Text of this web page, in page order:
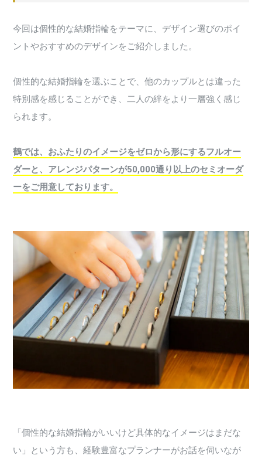
今回は個性的な結婚指輪をテーマに、デザイン選びのポイ
ントやおすすめのデザインをご紹介しました。
個性的な結婚指輪を選ぶことで、他のカップルとは違った
特別感を感じることができ、二人の絆をより一層強く感じ
られます。
鶴では、おふたりのイメージをゼロから形にするフルオー
ダーと、アレンジパターンが50,000通り以上のセミオーダ
ーをご用意しております。
「個性的な結婚指輪がいいけど具体的なイメージはまだな
い」という方も、経験豊富なプランナーがお話を伺いなが